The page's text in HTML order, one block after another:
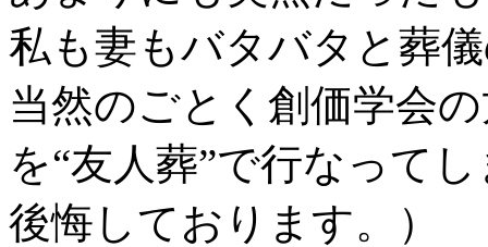
私も妻もバタバタと葬
当然のごとく創価学会
を“友人葬”で行なって
後悔しております。）